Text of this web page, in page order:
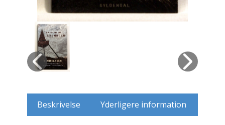
Hobby
Hus / Have
Husdyr
Beskrivelse Yderligere information